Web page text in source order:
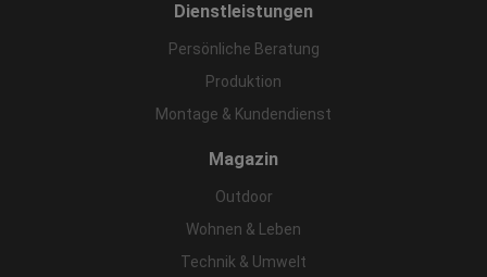
Dienstleistungen
Persönliche Beratung
Produktion
Montage & Kundendienst
Magazin
Outdoor
Wohnen & Leben
Technik & Umwelt